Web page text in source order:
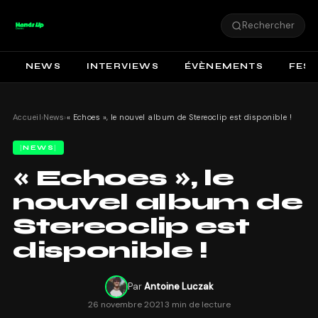
Rechercher
NEWS INTERVIEWS ÉVÈNEMENTS
Accueil›News›« Echoes », le nouvel album de Stereoclip est disponible !
NEWS
« Echoes », le
nouvel album de
Stereoclip est
disponible !
ParAntoine Luczak
26 novembre 20213 min de lecture